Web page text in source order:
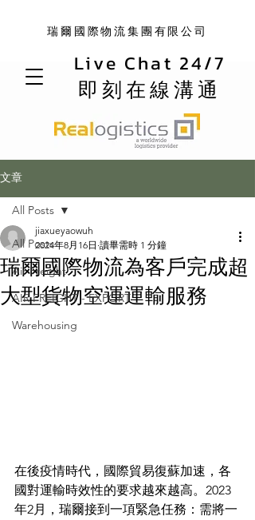
Live Chat 24/7
即刻在線溝通
瑞爾國際物流集團有限公司
文章
All Posts
Air Freight
AIR FREIGHT - EXPORT
Warehousing
All Posts
瑞爾國際物流為客戶完成超
大型貨物空運運輸服務
jiaxueyaowuh
2024年8月16日 讀畢需時 1 分鐘
在後疫情時代，國際貿易復蘇加速，各
國對運輸時效性的要求越來越高。2023
年2月，瑞爾接到一項緊急任務：需將一